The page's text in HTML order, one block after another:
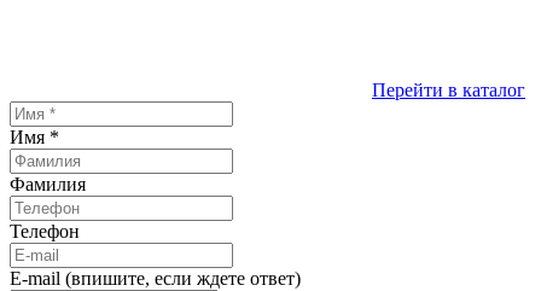
Перейти в каталог
Имя *
Фамилия
Телефон
E-mail (впишите, если ждете ответ)